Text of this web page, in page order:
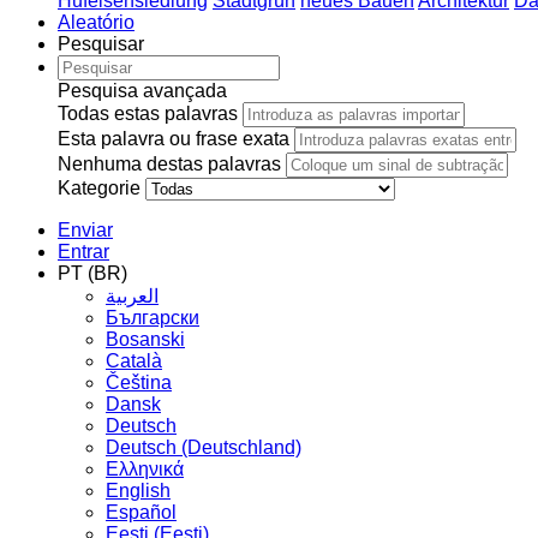
Aleatório
Pesquisar
Pesquisa avançada
Todas estas palavras
Esta palavra ou frase exata
Nenhuma destas palavras
Kategorie
Enviar
Entrar
PT (BR)
العربية
Български
Bosanski
Сatalà
Čeština
Dansk
Deutsch
Deutsch (Deutschland)
Ελληνικά
English
Español
Eesti (Eesti)